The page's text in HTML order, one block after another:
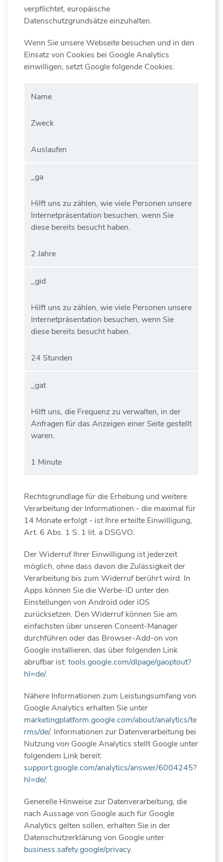
verpflichtet, europäische
Datenschutzgrundsätze einzuhalten.
Wenn Sie unsere Webseite besuchen und in den
Einsatz von Cookies bei Google Analytics
einwilligen, setzt Google folgende Cookies:
Name
Zweck
Auslaufen
_ga
Hilft uns zu zählen, wie viele Personen unsere
Internetpräsentation besuchen, wenn Sie
diese bereits besucht haben.
2 Jahre
_gid
Hilft uns zu zählen, wie viele Personen unsere
Internetpräsentation besuchen, wenn Sie
diese bereits besucht haben.
24 Stunden
_gat
Hilft uns, die Frequenz zu verwalten, in der
Anfragen für das Anzeigen einer Seite gestellt
waren.
1 Minute
Rechtsgrundlage für die Erhebung und weitere
Verarbeitung der Informationen - die maximal für
14 Monate erfolgt - ist Ihre erteilte Einwilligung,
Art. 6 Abs. 1 S. 1 lit. a DSGVO.
Der Widerruf Ihrer Einwilligung ist jederzeit
möglich, ohne dass davon die Zulässigkeit der
Verarbeitung bis zum Widerruf berührt wird. In
Apps können Sie die Werbe-ID unter den
Einstellungen von Android oder iOS
zurücksetzen. Den Widerruf können Sie am
einfachsten über unseren Consent-Manager
durchführen oder das Browser-Add-on von
Google installieren, das über folgenden Link
abrufbar ist: tools.google.com/dlpage/gaoptout?
hl=de/.
Nähere Informationen zum Leistungsumfang von
Google Analytics erhalten Sie unter
marketingplatform.google.com/about/analytics/te
rms/de/. Informationen zur Datenverarbeitung bei
Nutzung von Google Analytics stellt Google unter
folgendem Link bereit:
support.google.com/analytics/answer/6004245?
hl=de/.
Generelle Hinweise zur Datenverarbeitung, die
nach Aussage von Google auch für Google
Analytics gelten sollen, erhalten Sie in der
Datenschutzerklärung von Google unter
business.safety.google/privacy.